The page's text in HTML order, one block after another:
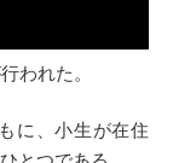
われた。
に、小生が在住